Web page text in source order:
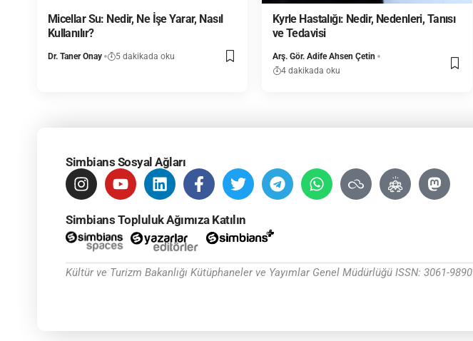
Micellar Su: Nedir, Ne İşe Yarar, Nasıl
Kullanılır?
Dr. Taner Onay 5 dakikada oku
Kyrle Hastalığı: Nedir, Nedenleri, Tanısı
ve Tedavisi
Arş. Gör. Adife Ahsen Çetin
4 dakikada oku
Simbians Sosyal Ağları
Simbians Topluluk Ağımıza Katılın
Kültür ve Turizm Bakanlığı Kütüphaneler ve Yayımlar Genel Müdürlüğü ISSN: 3061-9890